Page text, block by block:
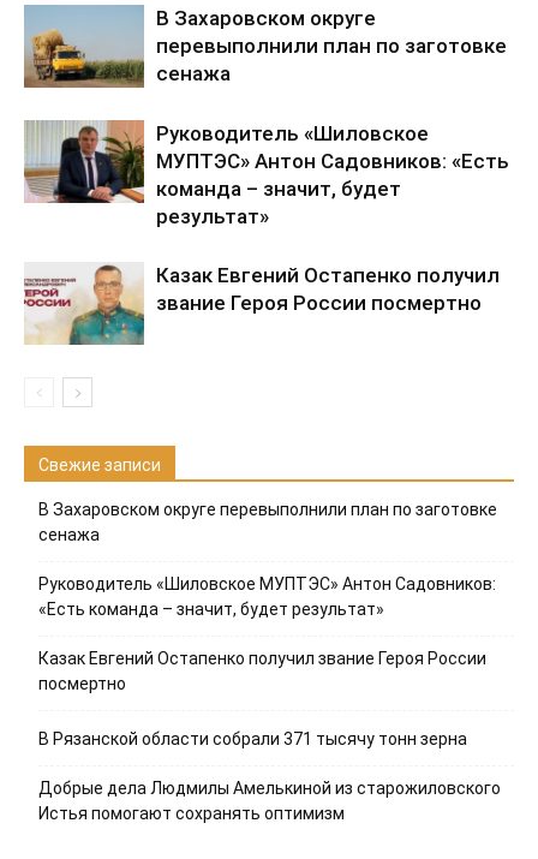
В Захаровском округе
перевыполнили план по заготовке
сенажа
Руководитель «Шиловское
МУПТЭС» Антон Садовников: «Есть
команда – значит, будет
результат»
Казак Евгений Остапенко получил
звание Героя России посмертно
Свежие записи
В Захаровском округе перевыполнили план по заготовке
сенажа
Руководитель «Шиловское МУПТЭС» Антон Садовников:
«Есть команда – значит, будет результат»
Казак Евгений Остапенко получил звание Героя России
посмертно
В Рязанской области собрали 371 тысячу тонн зерна
Добрые дела Людмилы Амелькиной из старожиловского
Истья помогают сохранять оптимизм